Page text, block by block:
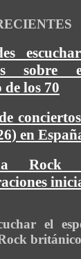
los 70
en
el